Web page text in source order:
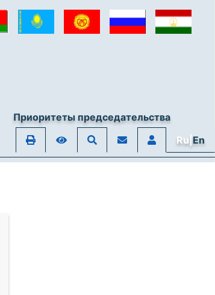
Приоритеты председательства
Ru|En